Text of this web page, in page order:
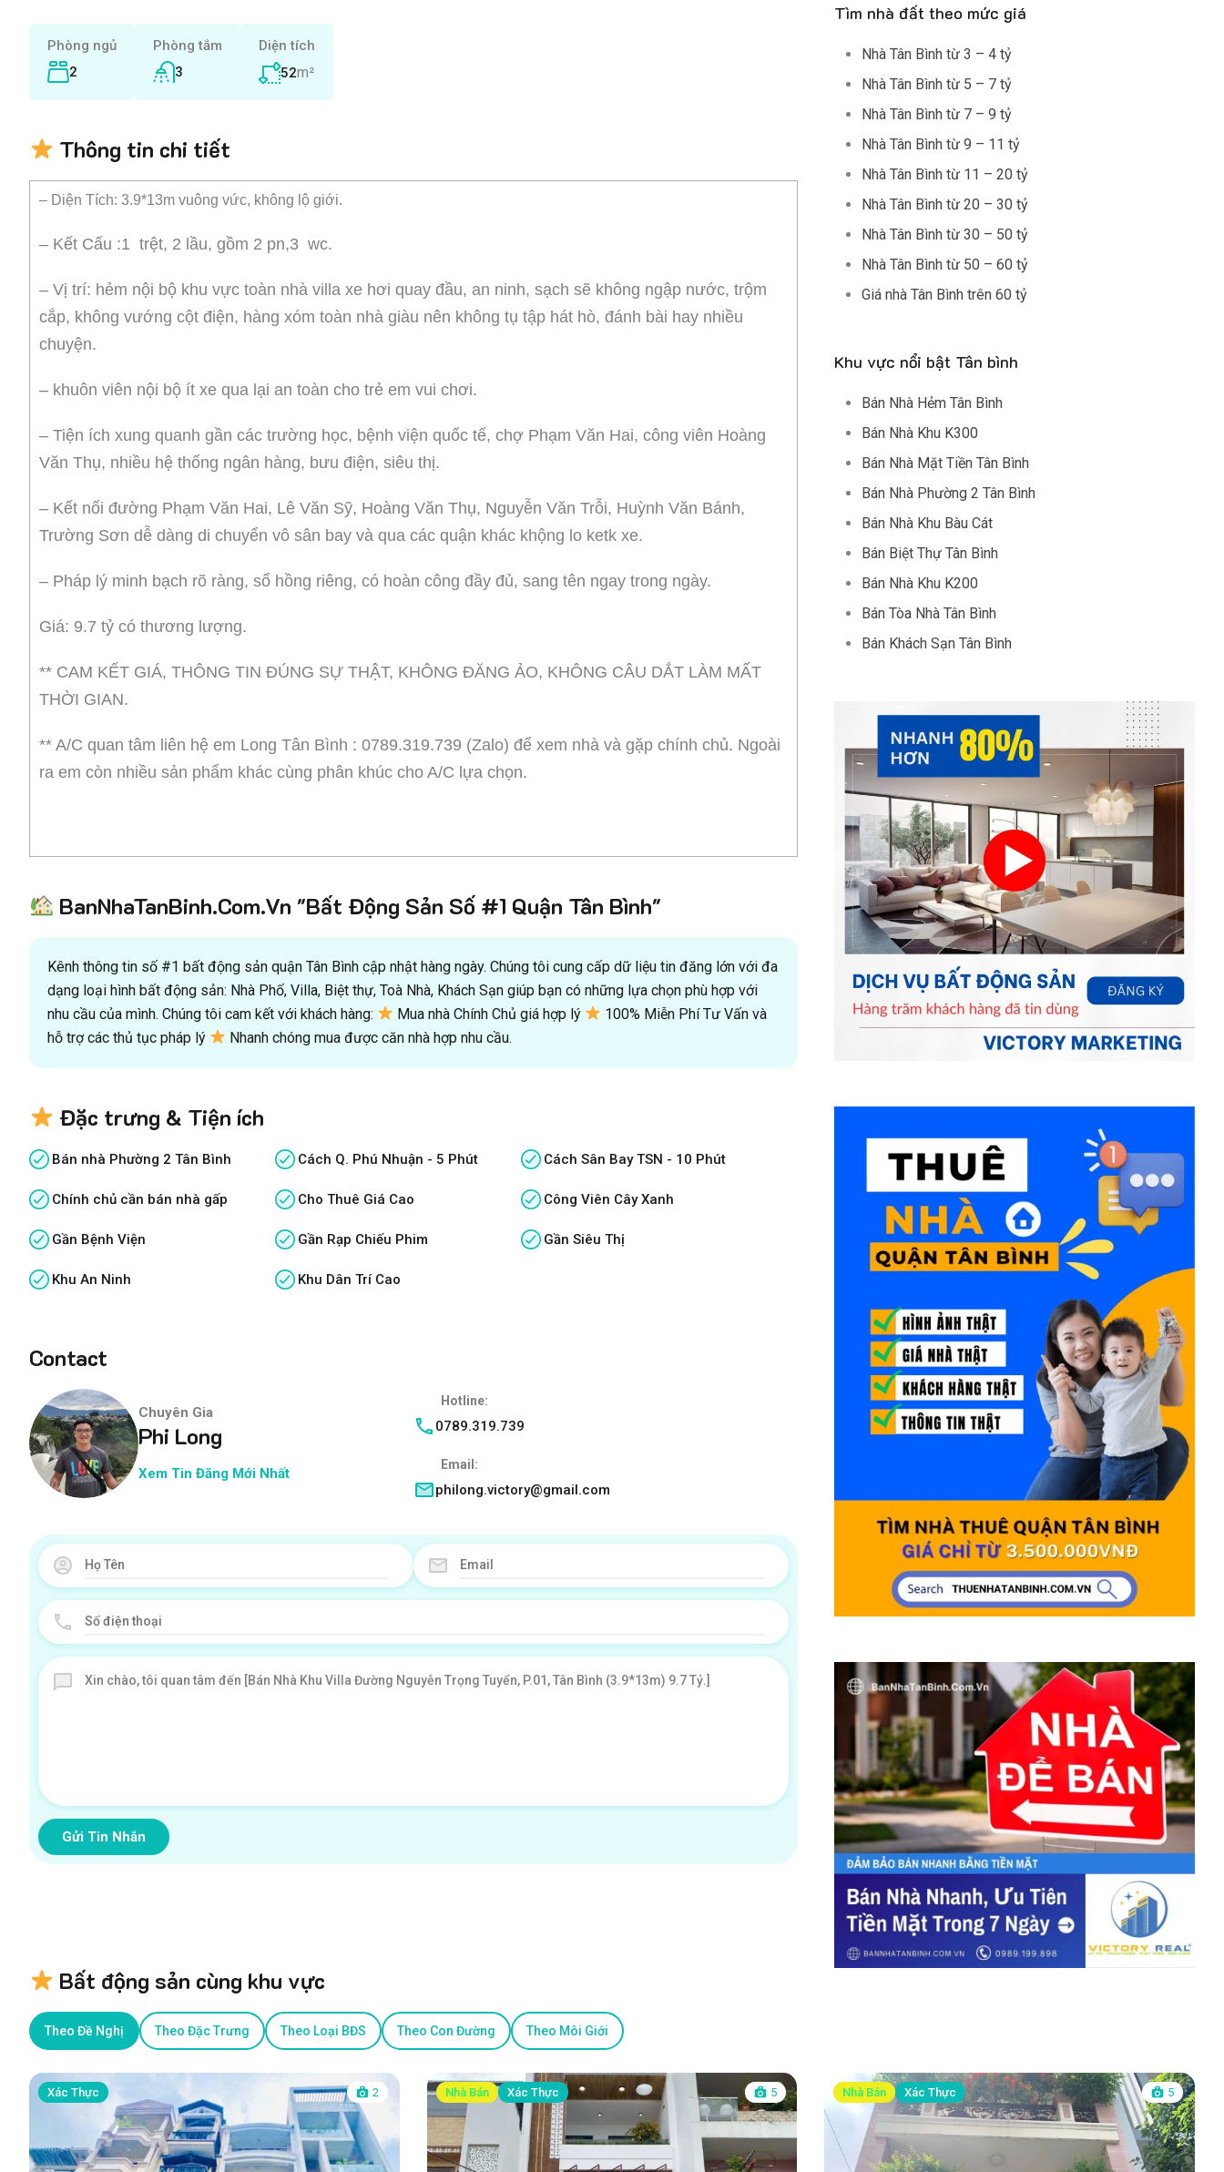
Phòng ngủ
2
Phòng tắm
3
Diện tích
52m²
Thông tin chi tiết
– Diện Tích: 3.9*13m vuông vức, không lộ giới.
– Kết Cấu :1 trệt, 2 lầu, gồm 2 pn,3 wc.
– Vị trí: hẻm nội bộ khu vực toàn nhà villa xe hơi quay đầu, an ninh, sạch sẽ không ngập nước, trộm
cắp, không vướng cột điện, hàng xóm toàn nhà giàu nên không tụ tập hát hò, đánh bài hay nhiều
chuyện.
– khuôn viên nội bộ ít xe qua lại an toàn cho trẻ em vui chơi.
– Tiện ích xung quanh gần các trường học, bệnh viện quốc tế, chợ Phạm Văn Hai, công viên Hoàng
Văn Thụ, nhiều hệ thống ngân hàng, bưu điện, siêu thị.
– Kết nối đường Phạm Văn Hai, Lê Văn Sỹ, Hoàng Văn Thụ, Nguyễn Văn Trỗi, Huỳnh Văn Bánh,
Trường Sơn dễ dàng di chuyển vô sân bay và qua các quận khác khộng lo ketk xe.
– Pháp lý minh bạch rõ ràng, sổ hồng riêng, có hoàn công đầy đủ, sang tên ngay trong ngày.
Giá: 9.7 tỷ có thương lượng.
** CAM KẾT GIÁ, THÔNG TIN ĐÚNG SỰ THẬT, KHÔNG ĐĂNG ẢO, KHÔNG CÂU DẮT LÀM MẤT
THỜI GIAN.
** A/C quan tâm liên hệ em Long Tân Bình : 0789.319.739 (Zalo) để xem nhà và gặp chính chủ. Ngoài
ra em còn nhiều sản phẩm khác cùng phân khúc cho A/C lựa chọn.
BanNhaTanBinh.Com.Vn "Bất Động Sản Số #1 Quận Tân Bình"
Kênh thông tin số #1 bất động sản quận Tân Bình cập nhật hàng ngày. Chúng tôi cung cấp dữ liệu tin đăng lớn với đa
dạng loại hình bất động sản: Nhà Phố, Villa, Biệt thự, Toà Nhà, Khách Sạn giúp bạn có những lựa chọn phù hợp với
nhu cầu của mình. Chúng tôi cam kết với khách hàng:
Mua nhà Chính Chủ giá hợp lý
100% Miễn Phí Tư Vấn và
hỗ trợ các thủ tục pháp lý
Nhanh chóng mua được căn nhà hợp nhu cầu.
Đặc trưng & Tiện ích
Bán nhà Phường 2 Tân Bình Cách Q. Phú Nhuận - 5 Phút Cách Sân Bay TSN - 10 Phút
Chính chủ cần bán nhà gấp Cho Thuê Giá Cao Công Viên Cây Xanh
Gần Bệnh Viện Gần Rạp Chiếu Phim Gần Siêu Thị
Khu An Ninh Khu Dân Trí Cao
Contact
Chuyên Gia
Phi Long
Xem Tin Đăng Mới Nhất
Hotline:
0789.319.739
Email:
philong.victory@gmail.com
Gửi Tin Nhắn
Tìm nhà đất theo mức giá
Nhà Tân Bình từ 3 – 4 tỷ
Nhà Tân Bình từ 5 – 7 tỷ
Nhà Tân Bình từ 7 – 9 tỷ
Nhà Tân Bình từ 9 – 11 tỷ
Nhà Tân Bình từ 11 – 20 tỷ
Nhà Tân Bình từ 20 – 30 tỷ
Nhà Tân Bình từ 30 – 50 tỷ
Nhà Tân Bình từ 50 – 60 tỷ
Giá nhà Tân Bình trên 60 tỷ
Khu vực nổi bật Tân bình
Bán Nhà Hẻm Tân Bình
Bán Nhà Khu K300
Bán Nhà Mặt Tiền Tân Bình
Bán Nhà Phường 2 Tân Bình
Bán Nhà Khu Bàu Cát
Bán Biệt Thự Tân Bình
Bán Nhà Khu K200
Bán Tòa Nhà Tân Bình
Bán Khách Sạn Tân Bình
Bất động sản cùng khu vực
Theo Đề Nghị Theo Đặc Trưng Theo Loại BĐS Theo Con Đường Theo Môi Giới
Xác Thực 2 Nhà Bán Xác Thực 5 Nhà Bán Xác Thực 5